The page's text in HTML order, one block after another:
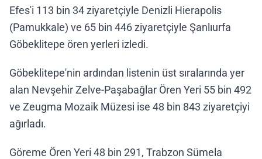
Efes'i 113 bin 34 ziyaretçiyle Denizli Hierapolis
(Pamukkale) ve 65 bin 446 ziyaretçiyle Şanlıurfa
Göbeklitepe ören yerleri izledi.
Göbeklitepe'nin ardından listenin üst sıralarında yer
alan Nevşehir Zelve-Paşabağlar Ören Yeri 55 bin 492
ve Zeugma Mozaik Müzesi ise 48 bin 843 ziyaretçiyi
ağırladı.
Göreme Ören Yeri 48 bin 291, Trabzon Sümela